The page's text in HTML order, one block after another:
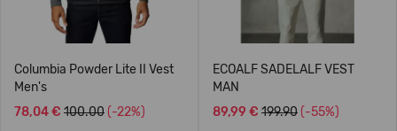
Columbia Powder Lite II Vest
Men's
78,04 € 100.00 (-22%)
ECOALF SADELALF VEST
MAN
89,99 € 199.90 (-55%)